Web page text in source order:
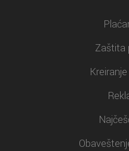
Zaštita